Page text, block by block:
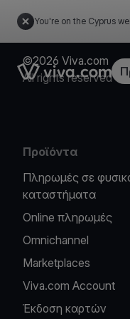
You're on the Cyprus
Link to the homepage
©2026 Viva.com
All rights reserved
Προϊόντα
Πληρωμές σε
καταστήματα
Online πληρωμές
Omnichannel
Marketplaces
Viva.com Account
Έκδοση καρτών